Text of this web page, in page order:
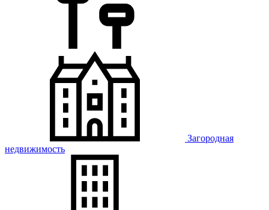
Загородная
недвижимость